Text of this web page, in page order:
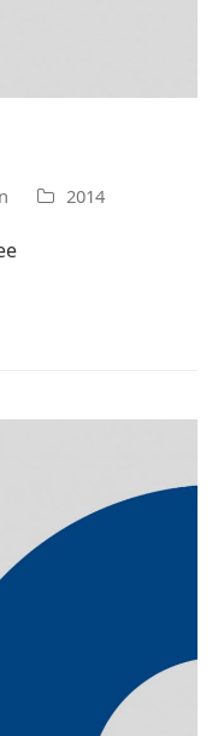
2014